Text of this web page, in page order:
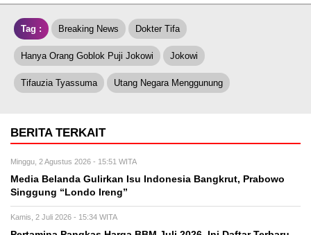
Tag : Breaking News Dokter Tifa
Hanya Orang Goblok Puji Jokowi Jokowi
Tifauzia Tyassuma Utang Negara Menggunung
BERITA TERKAIT
Minggu, 2 Agustus 2026 - 15:51 WITA
Media Belanda Gulirkan Isu Indonesia Bangkrut, Prabowo
Singgung “Londo Ireng”
Kamis, 2 Juli 2026 - 15:34 WITA